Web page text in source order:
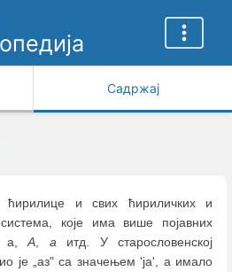
Садржај
и свих ћириличких и
система, које има више појавних
а,А, аитд. У старословенској
је „аз" са значењем 'ја', а имало